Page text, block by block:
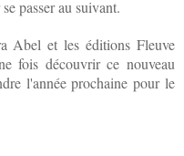
passer au suivant.
Abel et les éditions Fleuve
fois découvrir ce nouveau
l'année prochaine pour le